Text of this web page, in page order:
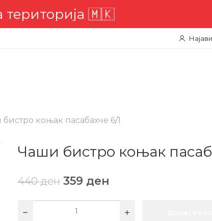
Комплетна достава низ
коњак пасабахчe 6/1
Чаши бистро коњак
440ден 359 ден